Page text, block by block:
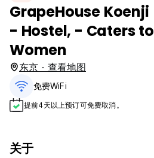
GrapeHouse Koenji
- Hostel, - Caters to
Women
东京 · 查看地图
免费WiFi
提前4天以上预订可免费取消。
关于